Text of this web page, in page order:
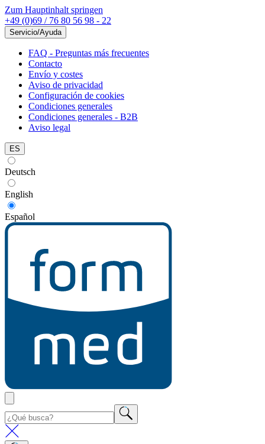
Zum Hauptinhalt springen
+49 (0)69 / 76 80 56 98 - 22
Servicio/Ayuda
FAQ - Preguntas más frecuentes
Contacto
Envío y costes
Aviso de privacidad
Configuración de cookies
Condiciones generales
Condiciones generales - B2B
Aviso legal
ES
Deutsch
English
Español